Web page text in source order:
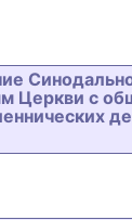
Церкви с